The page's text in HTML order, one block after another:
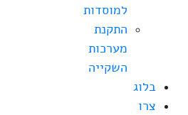
למוסדות
התקנת
מערכות
השקייה
בלוג
צרו